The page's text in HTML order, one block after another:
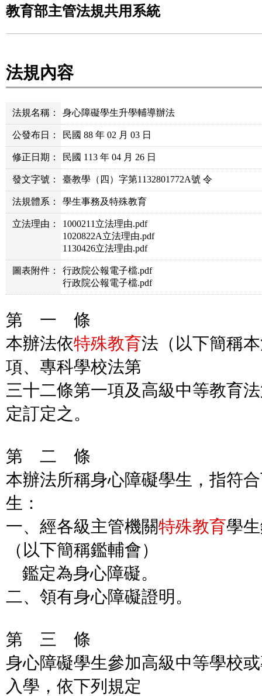
教育部主管法規共用系統
法規內容
法規名稱： 身心障礙學生升學輔導辦法
公發布日： 民國 88 年 02 月 03 日
修正日期： 民國 113 年 04 月 26 日
發文字號： 臺教學（四）字第1132801772A號 令
法規體系： 學生事務及特殊教育
立法理由：
1000211立法理由.pdf
1020822A立法理由.pdf
1130426立法理由.pdf
圖表附件：
行政院公報電子檔.pdf
行政院公報電子檔.pdf
第 一 條
本辦法依特殊教育法（以下簡稱
項、專科學校法第
三十二條第一項及高級中等教育
定訂定之。
第 二 條
本辦法所稱身心障礙學生，指符
生：
一、經各級主管機關特殊教育學
（以下簡稱鑑輔會）
鑑定為身心障礙。
二、領有身心障礙證明。
第 三 條
身心障礙學生參加高級中等學校
入學，依下列規定